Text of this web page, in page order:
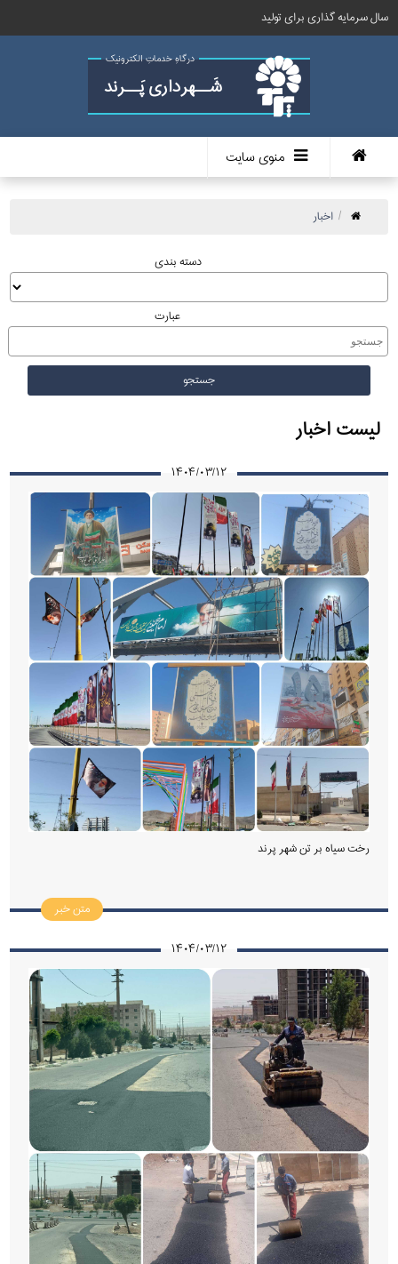
سال سرمایه گذاری برای تولید
درگاهِ خدماتِ الکترونیک
شَــهرداری پَــرند
منوی سایت
اخبار
دسته بندی
عبارت
جستجو
لیست اخبار
۱۴۰۴/۰۳/۱۲
رخت سیاه بر تن شهر پرند
متن خبر
۱۴۰۴/۰۳/۱۲